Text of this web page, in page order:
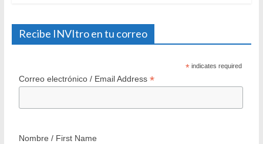
Recibe INVItro en tu correo
* indicates required
Correo electrónico / Email Address *
Nombre / First Name